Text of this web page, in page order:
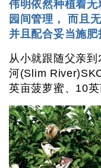
伟明依然种植着
园间管理， 而且
并且配合妥当施肥
从小就跟随父亲
河(Slim
英亩菠萝蜜、10英